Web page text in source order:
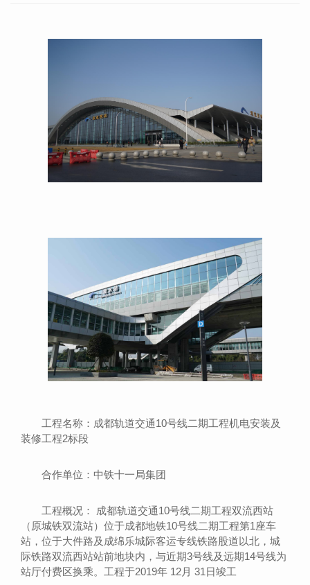
工程名称：成都轨道交通10号线二期工程机电安装及
装修工程2标段
合作单位：中铁十一局集团
工程概况： 成都轨道交通10号线二期工程双流西站
（原城铁双流站）位于成都地铁10号线二期工程第1座车
站，位于大件路及成绵乐城际客运专线铁路股道以北，城
际铁路双流西站站前地块内，与近期3号线及远期14号线为
站厅付费区换乘。工程于2019年 12月 31日竣工